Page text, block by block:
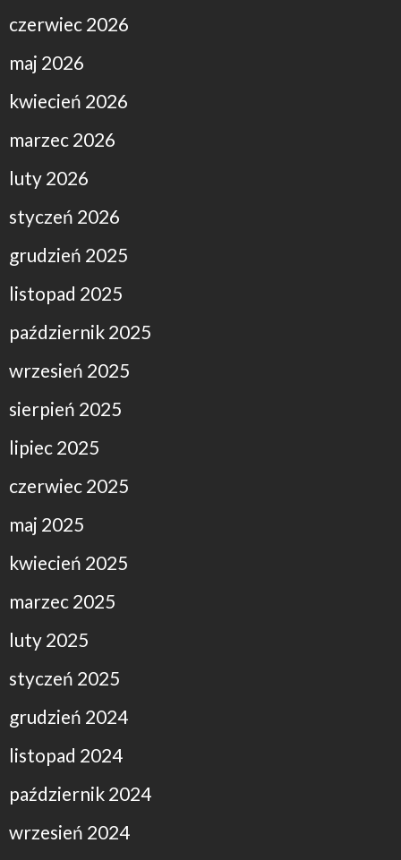
czerwiec 2026
maj 2026
kwiecień 2026
marzec 2026
luty 2026
styczeń 2026
grudzień 2025
listopad 2025
październik 2025
wrzesień 2025
sierpień 2025
lipiec 2025
czerwiec 2025
maj 2025
kwiecień 2025
marzec 2025
luty 2025
styczeń 2025
grudzień 2024
listopad 2024
październik 2024
wrzesień 2024